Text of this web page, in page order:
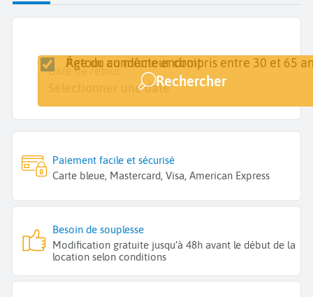
Lieu de retrait
Date de retrait
Sélectionner une date
Date de retour
Sélectionner une date
Retour au même endroit
Âge du conducteur compris entre 30 et 65
Rechercher
Paiement facile et sécurisé
Carte bleue, Mastercard, Visa, American Express
Besoin de souplesse
Modification gratuite jusqu’à 48h avant le début de la
location selon conditions